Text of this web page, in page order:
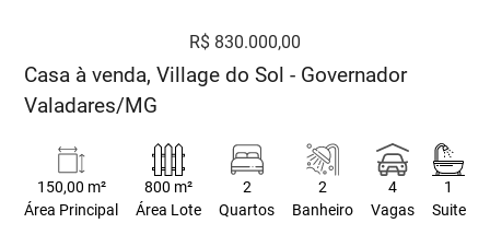
R$ 830.000,00
Casa à venda, Village do Sol - Governador
Valadares/MG
150,00 m²
Área Principal
800 m²
Área Lote
2
Quartos
2
Banheiro
4
Vagas
1
Suite